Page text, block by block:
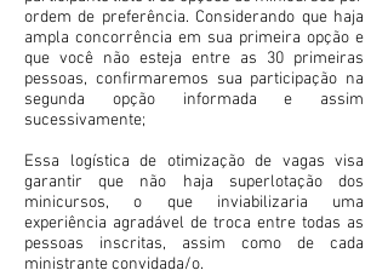
ordem de preferência. Considerando que haja
ampla concorrência em sua primeira opção e
que você não esteja entre as 30 primeiras
pessoas, confirmaremos sua participação na
segunda opção informada e assim
sucessivamente;
Essa logística de otimização de vagas visa
garantir que não haja superlotação dos
minicursos, o que inviabilizaria uma
experiência agradável de troca entre todas as
pessoas inscritas, assim como de cada
ministrante convidada/o.